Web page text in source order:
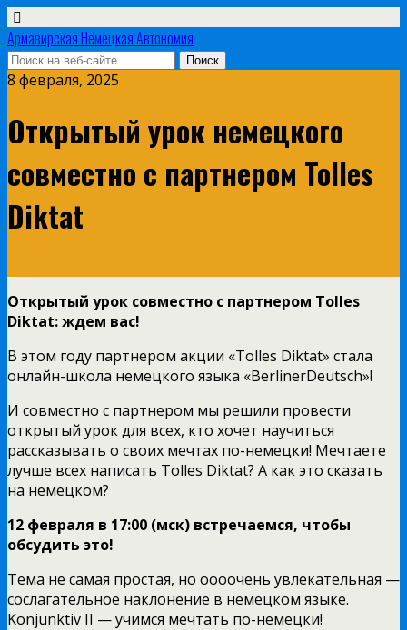
Армавирская Немецкая Автономия
8 февраля, 2025
Открытый урок немецкого
совместно с партнером Tolles
Diktat
Открытый урок совместно с партнером Tolles
Diktat: ждем вас!
В этом году партнером акции «Tolles Diktat» стала
онлайн-школа немецкого языка «BerlinerDeutsch»!
И совместно с партнером мы решили провести
открытый урок для всех, кто хочет научиться
рассказывать о своих мечтах по-немецки! Мечтаете
лучше всех написать Tolles Diktat? А как это сказать
на немецком?
12 февраля в 17:00 (мск) встречаемся, чтобы
обсудить это!
Тема не самая простая, но оооочень увлекательная —
сослагательное наклонение в немецком языке.
Konjunktiv II — учимся мечтать по-немецки!